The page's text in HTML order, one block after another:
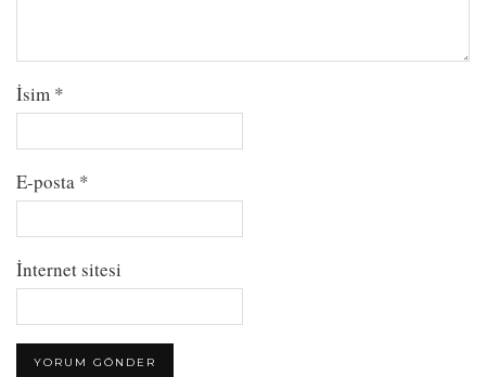
İsim *
E-posta *
İnternet sitesi